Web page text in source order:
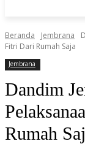
Beranda Jembrana
Fitri Dari Rumah Saja
Jembrana
Dandim
Rumah